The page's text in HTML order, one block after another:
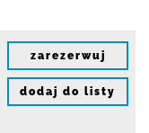
zarezerwuj
dodaj do listy